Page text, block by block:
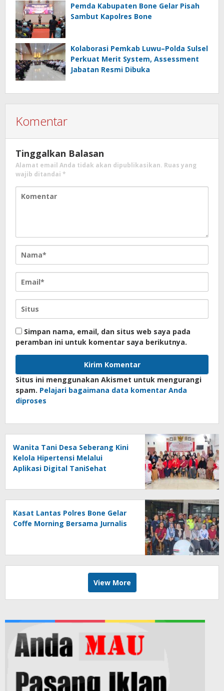
Pemda Kabupaten Bone Gelar Pisah
Sambut Kapolres Bone
Kolaborasi Pemkab Luwu–Polda Sulsel
Perkuat Merit System, Assessment
Jabatan Resmi Dibuka
Komentar
Tinggalkan Balasan
Alamat email Anda tidak akan dipublikasikan. Ruas yang
wajib ditandai *
Simpan nama, email, dan situs web saya pada
peramban ini untuk komentar saya berikutnya.
Situs ini menggunakan Akismet untuk mengurangi
spam. Pelajari bagaimana data komentar Anda
diproses
Wanita Tani Desa Seberang Kini
Kelola Hipertensi Melalui
Aplikasi Digital TaniSehat
Kasat Lantas Polres Bone Gelar
Coffe Morning Bersama Jurnalis
View More